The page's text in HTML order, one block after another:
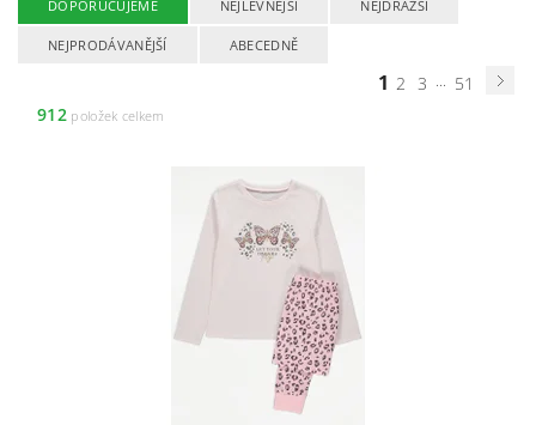
DOPORUČUJEME NEJLEVNĚJŠÍ NEJDRAŽŠÍ
NEJPRODÁVANĚJŠÍ ABECEDNĚ
1 2 3
51
912položek celkem